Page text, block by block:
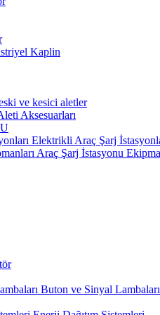
Kaplin
ve kesici aletler
Aksesuarları
Elektrikli Araç Şarj
Araç Şarj İstasyonu
Buton ve Sinyal Lambaları